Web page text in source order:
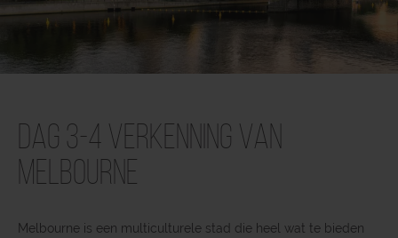
Dag 3-4 Verkenning van
Melbourne
Melbourne is een multiculturele stad die heel wat te bieden